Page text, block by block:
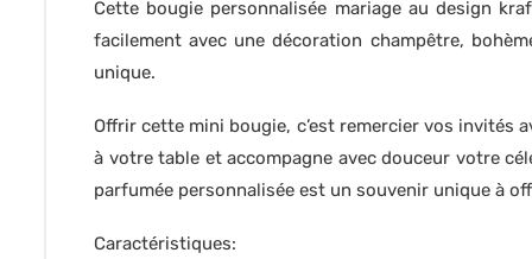
Cette bougie personnalisée mariage au design
facilement avec une décoration champêtre,
unique.
Offrir cette mini bougie, c’est remercier vos invités
à votre table et accompagne avec douceur votre
parfumée personnalisée est un souvenir unique à
Caractéristiques: